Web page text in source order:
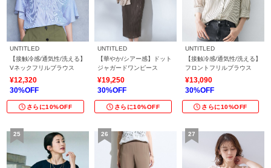
UNTITLED
【接触冷感/通気性/洗える】
Vネックフリルブラウス
¥12,320
30%OFF
さらに10%OFF
UNTITLED
【華やか/シアー感】ドット
ジャガードワンピース
¥19,250
30%OFF
さらに10%OFF
UNTITLED
【接触冷感/通気性/洗える】
フロントフリルブラウス
¥13,090
30%OFF
さらに10%OFF